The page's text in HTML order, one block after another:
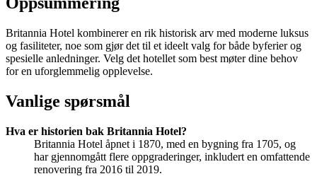
Britannia Hotel kombinerer en rik historisk arv med moderne luksus
og fasiliteter, noe som gjør det til et ideelt valg for både byferier og
spesielle anledninger. Velg det hotellet som best møter dine behov
for en uforglemmelig opplevelse.
Vanlige spørsmål
Hva er historien bak Britannia Hotel?
Britannia Hotel åpnet i 1870, med en bygning fra 1705, og
har gjennomgått flere oppgraderinger, inkludert en omfattende
renovering fra 2016 til 2019.